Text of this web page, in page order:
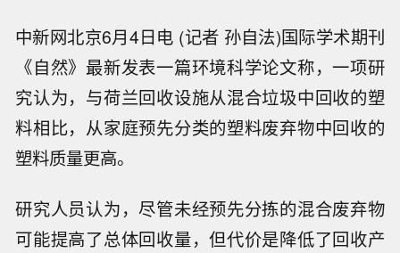
中新网北京6月4日电 (记者 孙自法)国际学术期刊
《自然》最新发表一篇环境科学论文称，一项研
究认为，与荷兰回收设施从混合垃圾中回收的塑
料相比，从家庭预先分类的塑料废弃物中回收的
塑料质量更高。
研究人员认为，尽管未经预先分拣的混合废弃物
可能提高了总体回收量，但代价是降低了回收产